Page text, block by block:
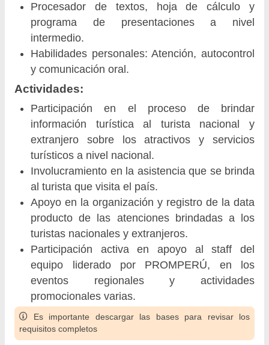
Procesador de textos, hoja de cálculo y
programa de presentaciones a nivel
intermedio.
Habilidades personales: Atención, autocontrol
y comunicación oral.
Actividades:
Participación en el proceso de brindar
información turística al turista nacional y
extranjero sobre los atractivos y servicios
turísticos a nivel nacional.
Involucramiento en la asistencia que se brinda
al turista que visita el país.
Apoyo en la organización y registro de la data
producto de las atenciones brindadas a los
turistas nacionales y extranjeros.
Participación activa en apoyo al staff del
equipo liderado por PROMPERÚ, en los
eventos regionales y actividades
promocionales varias.
Es importante descargar las bases para revisar los
requisitos completos